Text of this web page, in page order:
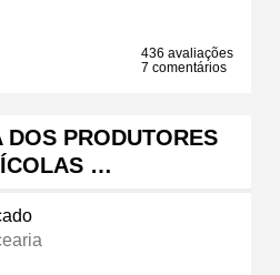
436 avaliações
7 comentários
DOS PRODUTORES
…